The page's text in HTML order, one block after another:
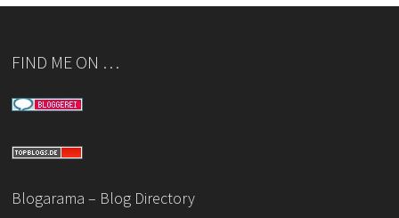
FIND ME ON …
Blogarama – Blog Directory